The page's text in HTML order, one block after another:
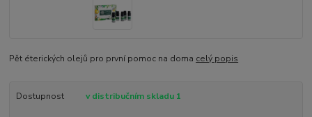
Pět éterických olejů pro první pomoc na doma celý popis
Dostupnost v distribučním skladu 1